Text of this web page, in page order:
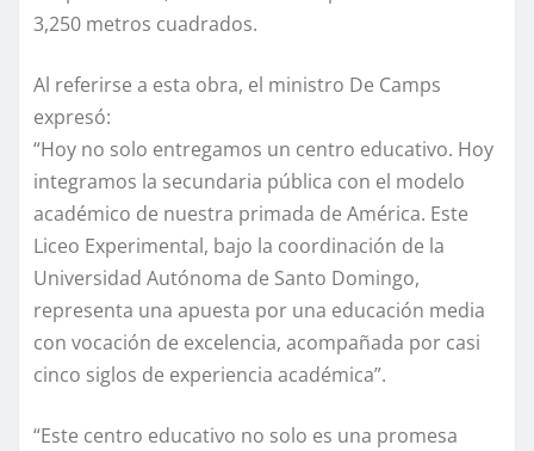
3,250 metros cuadrados.
Al referirse a esta obra, el ministro De Camps
expresó:
“Hoy no solo entregamos un centro educativo. Hoy
integramos la secundaria pública con el modelo
académico de nuestra primada de América. Este
Liceo Experimental, bajo la coordinación de la
Universidad Autónoma de Santo Domingo,
representa una apuesta por una educación media
con vocación de excelencia, acompañada por casi
cinco siglos de experiencia académica”.
“Este centro educativo no solo es una promesa